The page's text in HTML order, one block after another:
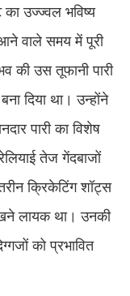
उज्ज्वल भविष्य
वाले समय में पूरी
की उस तूफानी पारी
दिया था। उन्होंने
पारी का विशेष
तेज गेंदबाजों
क्रिकेटिंग शॉट्स
लायक था। उनकी
को प्रभावित